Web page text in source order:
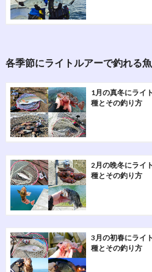
各季節にライトルアーで釣れる
1月の真冬にライ
種とその釣り方
2月の晩冬にライ
種とその釣り方
3月の初春にライ
種とその釣り方